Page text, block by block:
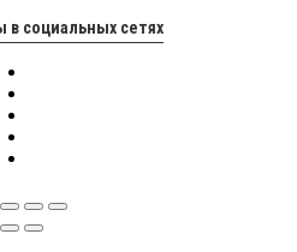
в социальных сетях